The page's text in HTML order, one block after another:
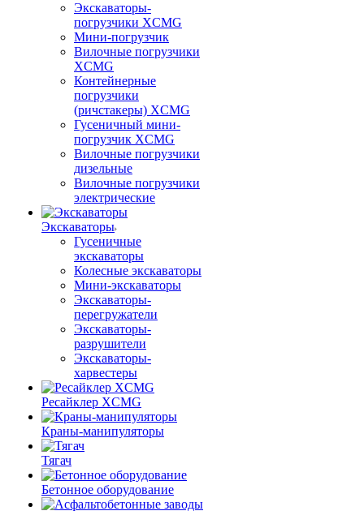
Экскаваторы-
погрузчики XCMG
Мини-погрузчик
Вилочные погрузчики
XCMG
Контейнерные
погрузчики
(ричстакеры) XCMG
Гусеничный мини-
погрузчик XCMG
Вилочные погрузчики
дизельные
Вилочные погрузчики
электрические
Экскаваторы
Гусеничные
экскаваторы
Колесные экскаваторы
Мини-экскаваторы
Экскаваторы-
перегружатели
Экскаваторы-
разрушители
Экскаваторы-
харвестеры
Ресайклер XCMG
Краны-манипуляторы
Тягач
Бетонное оборудование